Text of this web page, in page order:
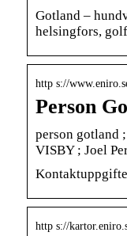
Gotland –
helsingfors,
http s://
Person
person gotland
VISBY ; Joel
http s://